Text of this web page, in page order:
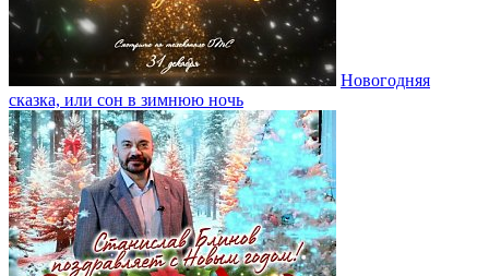
Новогодняя
сказка, или сон в зимнюю ночь